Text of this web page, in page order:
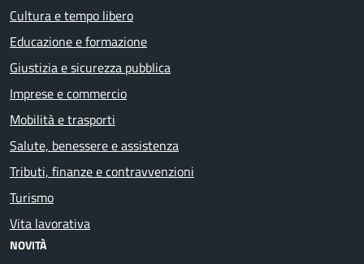
Cultura e tempo libero
Educazione e formazione
Giustizia e sicurezza pubblica
Imprese e commercio
Mobilità e trasporti
Salute, benessere e assistenza
Tributi, finanze e contravvenzioni
Turismo
Vita lavorativa
NOVITÀ